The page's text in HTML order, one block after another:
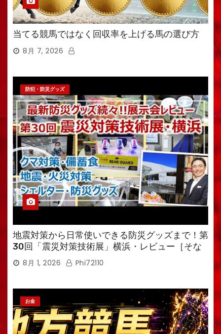
当てる競馬ではなく回収率を上げる馬の選び方
8月 7, 2026
防犯・防災グッズ
地震対策から日常使いできる防災グッズまで！第
30回「震災対策技術展」横浜・レビュー［そな
えるTV・高荷智也］
8月 1, 2026 Phi72110
お金